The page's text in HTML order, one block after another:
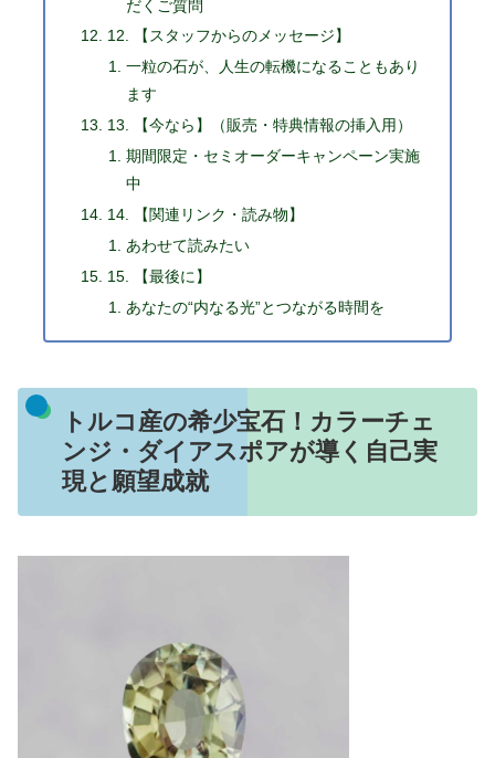
だくご質問
12. 【スタッフからのメッセージ】
一粒の石が、人生の転機になることもあり
ます
13. 【今なら】（販売・特典情報の挿入用）
期間限定・セミオーダーキャンペーン実施
中
14. 【関連リンク・読み物】
あわせて読みたい
15. 【最後に】
あなたの“内なる光”とつながる時間を
トルコ産の希少宝石！カラーチェ
ンジ・ダイアスポアが導く自己実
現と願望成就